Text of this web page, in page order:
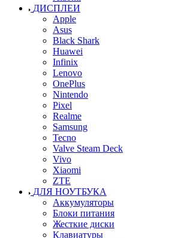
ДИСПЛЕИ
Apple
Asus
Black Shark
Huawei
Infinix
Lenovo
OnePlus
Nintendo
Pixel
Realme
Samsung
Tecno
Valve Steam Deck
Vivo
Xiaomi
ZTE
ДЛЯ НОУТБУКА
Аккумуляторы
Блоки питания
Жесткие диски
Клавиатуры